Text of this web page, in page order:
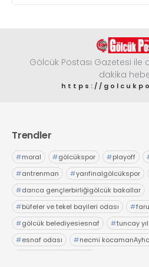
Gölcük Postası Gazetesi ile
dakika
https://
Trendler
#moral #gölcükspor #playoff
#antrenman #yarıfinalgölcükspor
#darıca gençlerbirliğigölcük bakallar
#büfeler ve tekel bayileri odası #
#gölcük belediyesiesnaf #tuncay
#esnaf odası #necmi